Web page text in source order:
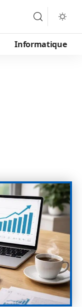
Informatique